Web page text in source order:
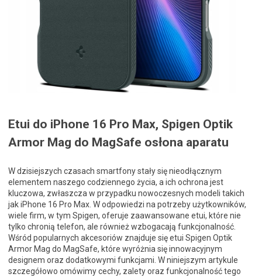
Etui do iPhone 16 Pro Max, Spigen Optik
Armor Mag do MagSafe osłona aparatu
W dzisiejszych czasach smartfony stały się nieodłącznym
elementem naszego codziennego życia, a ich ochrona jest
kluczowa, zwłaszcza w przypadku nowoczesnych modeli takich
jak iPhone 16 Pro Max. W odpowiedzi na potrzeby użytkowników,
wiele firm, w tym Spigen, oferuje zaawansowane etui, które nie
tylko chronią telefon, ale również wzbogacają funkcjonalność.
Wśród popularnych akcesoriów znajduje się etui Spigen Optik
Armor Mag do MagSafe, które wyróżnia się innowacyjnym
designem oraz dodatkowymi funkcjami. W niniejszym artykule
szczegółowo omówimy cechy, zalety oraz funkcjonalność tego